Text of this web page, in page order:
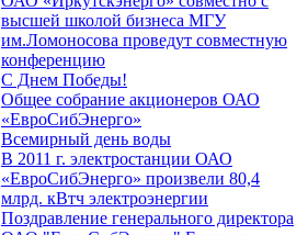
высшей школой бизнеса МГУ
им.Ломоносова проведут совместную
конференцию
С Днем Победы!
Общее собрание акционеров ОАО
«ЕвроСибЭнерго»
Всемирный день воды
В 2011 г. электростанции ОАО
«ЕвроСибЭнерго» произвели 80,4
млрд. кВтч электроэнергии
Поздравление генерального директора